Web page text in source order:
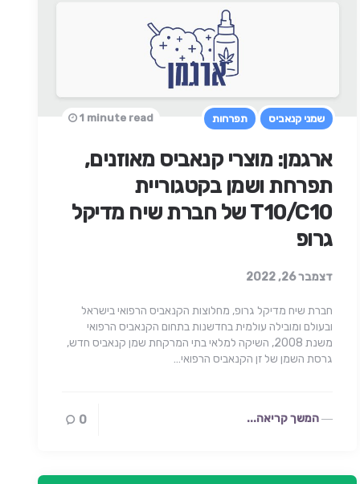
שמני קנאביס תפרחות
ארגמן: מוצרי קנאביס מאוזנים,
תפרחת ושמן בקטגוריית
T10/C10 של חברת שיח מדיקל
גרופ
דצמבר 26, 2022
1 minute read
חברת שיח מדיקל גרופ, מחלוצות הקנאביס הרפואי בישראל
ובעולם ומובילה עולמית בחדשנות בתחום הקנאביס הרפואי
משנת 2008, השיקה למלאי בתי המרקחת שמן קנאביס חדש,
גרסת השמן של זן הקנאביס הרפואי…
המשך קריאה... 0